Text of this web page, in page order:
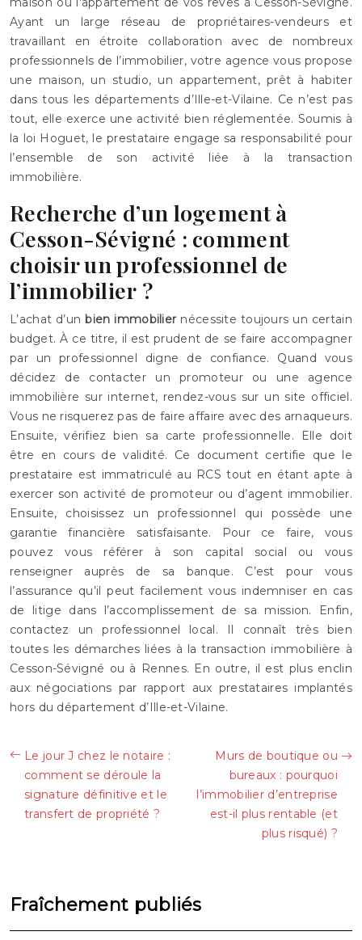
Ayant un large réseau de propriétaires-vendeurs et
travaillant en étroite collaboration avec de nombreux
professionnels de l’immobilier, votre agence vous propose
une maison, un studio, un appartement, prêt à habiter
dans tous les départements d’Ille-et-Vilaine. Ce n’est pas
tout, elle exerce une activité bien réglementée. Soumis à
la loi Hoguet, le prestataire engage sa responsabilité pour
l’ensemble de son activité liée à la transaction
immobilière.
Recherche d’un logement à
Cesson-Sévigné : comment
choisir un professionnel de
l’immobilier ?
L’achat d’un bien immobiliernécessite toujours un certain
budget. À ce titre, il est prudent de se faire accompagner
par un professionnel digne de confiance. Quand vous
décidez de contacter un promoteur ou une agence
immobilière sur internet, rendez-vous sur un site officiel.
Vous ne risquerez pas de faire affaire avec des arnaqueurs.
Ensuite, vérifiez bien sa carte professionnelle. Elle doit
être en cours de validité. Ce document certifie que le
prestataire est immatriculé au RCS tout en étant apte à
exercer son activité de promoteur ou d’agent immobilier.
Ensuite, choisissez un professionnel qui possède une
garantie financière satisfaisante. Pour ce faire, vous
pouvez vous référer à son capital social ou vous
renseigner auprès de sa banque. C’est pour vous
l’assurance qu’il peut facilement vous indemniser en cas
de litige dans l’accomplissement de sa mission. Enfin,
contactez un professionnel local. Il connaît très bien
toutes les démarches liées à la transaction immobilière à
Cesson-Sévigné ou à Rennes. En outre, il est plus enclin
aux négociations par rapport aux prestataires implantés
hors du département d’Ille-et-Vilaine.
Le jour J chez le notaire :
comment se déroule la
signature définitive et le
transfert de propriété ?
Murs de boutique ou
bureaux : pourquoi
l’immobilier d’entreprise
est-il plus rentable (et
plus risqué) ?
Fraîchement publiés